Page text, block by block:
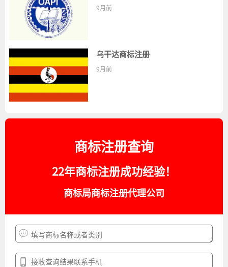
9月前
乌干达商标注册
9月前
商标注册查询
22年商标注册成功经验！
商标局商标注册代理公司